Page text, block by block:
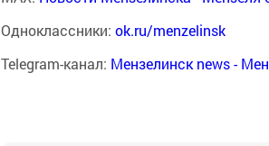
Одноклассники: ok.ru/menzelinsk
Telegram-канал: Мензелинск news -